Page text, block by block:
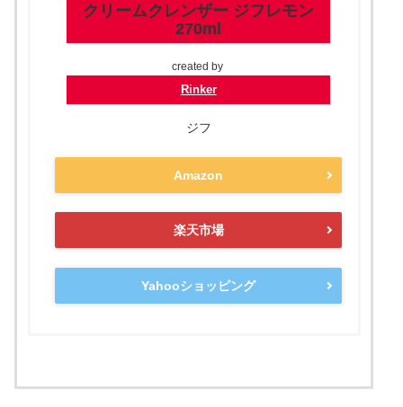
クリームクレンザー ジフレモン
270ml
created by
Rinker
ジフ
Amazon
楽天市場
Yahooショッピング